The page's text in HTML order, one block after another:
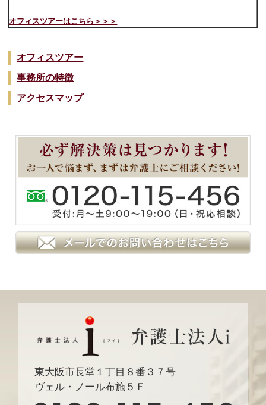
オフィスツアーはこちら＞＞＞
オフィスツアー
事務所の特徴
アクセスマップ
東大阪市長堂１丁目８番３７号
ヴェル・ノール布施５Ｆ